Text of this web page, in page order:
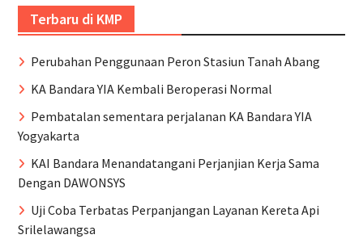
Terbaru di KMP
Perubahan Penggunaan Peron Stasiun Tanah Abang
KA Bandara YIA Kembali Beroperasi Normal
Pembatalan sementara perjalanan KA Bandara YIA
Yogyakarta
KAI Bandara Menandatangani Perjanjian Kerja Sama
Dengan DAWONSYS
Uji Coba Terbatas Perpanjangan Layanan Kereta Api
Srilelawangsa